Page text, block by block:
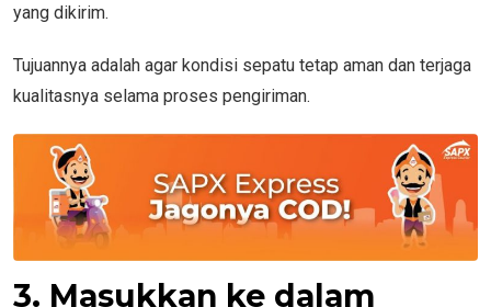
yang dikirim.
Tujuannya adalah agar kondisi sepatu tetap aman dan terjaga
kualitasnya selama proses pengiriman.
3. Masukkan ke dalam